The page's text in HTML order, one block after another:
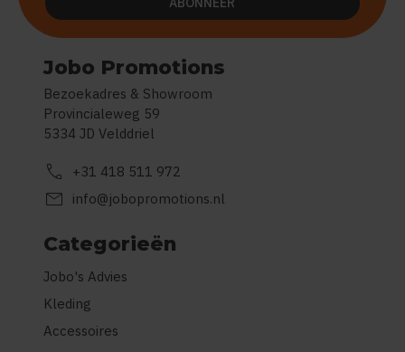
Jobo Promotions
Bezoekadres & Showroom
Provincialeweg 59
5334 JD Velddriel
call +31 418 511 972
mail info@jobopromotions.nl
Categorieën
Jobo's Advies
Kleding
Accessoires